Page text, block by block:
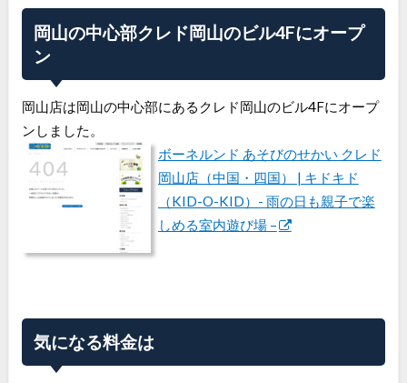
岡山の中心部クレド岡山のビル4Fにオープ
ン
岡山店は岡山の中心部にあるクレド岡山のビル4Fにオープ
ンしました。
ボーネルンド あそびのせかい クレド
岡山店（中国・四国） | キドキド
（KID-O-KID）- 雨の日も親子で楽
しめる室内遊び場 –
気になる料金は